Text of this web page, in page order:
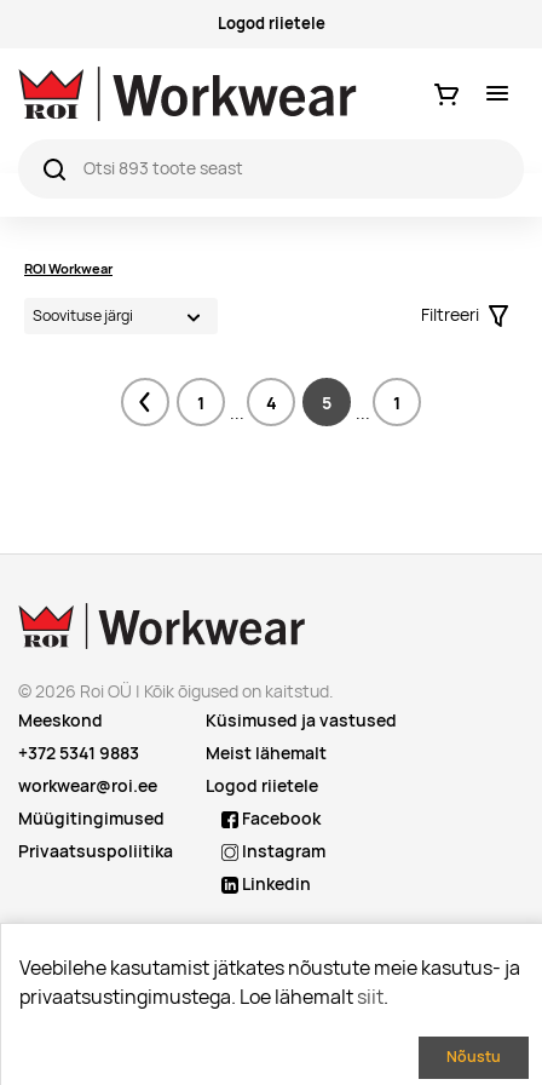
Logod riietele
Ostukorv
ROI Workwear
Filtreeri
Filter
Previous
1 ... 4 5 ... 1
© 2026 Roi OÜ | Kõik õigused on kaitstud.
Meeskond
+372 5341 9883
workwear@roi.ee
Küsimused ja vastused
Meist lähemalt
Logod riietele
Müügitingimused
Privaatsuspoliitika
Facebook
Instagram
Linkedin
Veebilehe kasutamist jätkates nõustute meie kasutus- ja
privaatsustingimustega. Loe lähemaltsiit.
Nõustu